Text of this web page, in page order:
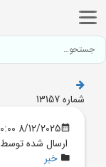
شماره 13157
8/12/2025 12:00:00 AM
ارسال شده توسط
خبر